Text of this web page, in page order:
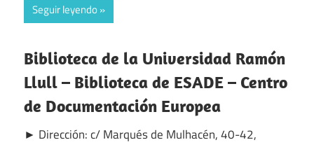
Seguir leyendo
Biblioteca de la Universidad Ramón
Llull – Biblioteca de ESADE – Centro
de Documentación Europea
► Dirección: c/ Marqués de Mulhacén, 40-42,